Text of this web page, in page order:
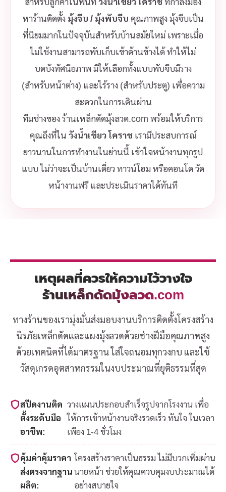
หาร้านติดตั้ง มุ้งจีบ / มุ้งพับจีบ คุณภาพสูง มุ้งจีบเป็น
ที่นิยมมากในปัจจุบันสำหรับบ้านสมัยใหม่ เพราะเมื่อ
ไม่ใช้งานสามารถพับเก็บเข้าด้านข้างได้ ทำให้ไม่
บดบังทัศนียภาพ มีให้เลือกทั้งแบบพับจีบมีราง
(สำหรับหน้าต่าง) และไร้ราง (สำหรับประตู) เพื่อความ
สะดวกในการเดินผ่าน
ทีมช่างของ ร้านเหล็กดัดมุ้งลวด.com พร้อมให้บริการ
คุณถึงที่ใน วังน้ำเขียว โคราชเรามีประสบการณ์
ยาวนานในการทำงานในย่านนี้ เข้าใจหน้างานทุกรูป
แบบ ไม่ว่าจะเป็นบ้านเดี่ยว ทาวน์โฮม หรือคอนโด วัด
หน้างานฟรี และประเมินราคาได้ทันที
เหตุผลที่ควรให้ความไว้วางใจ
ร้านเหล็กดัดมุ้งลวด.com
ทางร้านของเรามุ่งมั่นส่งมอบงานบริการติดตั้งโครงสร้าง
นิรภัยเหล็กดัดและแผงมุ้งลวดด้วยช่างฝีมือคุณภาพสูง
ด้วยเทคนิคที่ได้มาตรฐาน ใส่ใจถนอมทุกวงกบ และใช้
วัสดุเกรดอุตสาหกรรมในงบประมาณที่ยุติธรรมที่สุด
สปีดงานติด
ตั้งระดับมือ
อาชีพ:
วางแผนประกอบสำเร็จรูปจากโรงงาน เพื่อ
ให้การเข้าหน้างานจริงรวดเร็ว ทันใจ ในเวลา
เพียง 1-4 ชั่วโมง
คุ้มค่าคุ้มราคา
ส่งตรงจากฐาน
ผลิต:
โครงสร้างราคาเป็นธรรม ไม่มีบวกเพิ่มผ่าน
นายหน้า ช่วยให้คุณควบคุมงบประมาณได้
อย่างสบายใจ